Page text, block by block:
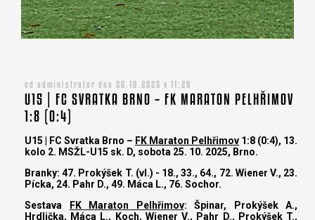
od administrator dne 26.10.2025 v 11:29
U15 | FC SVRATKA BRNO – FK MARATON PELHŘIMOV
1:8 (0:4)
U15 | FC Svratka Brno – FK Maraton Pelhřimov 1:8 (0:4), 13.
kolo 2. MSŽL-U15 sk. D, sobota 25. 10. 2025, Brno.
Branky: 47. Prokýšek T. (vl.) - 18., 33., 64., 72. Wiener V., 23.
Pícka, 24. Pahr D., 49. Máca L., 76. Sochor.
Sestava
FK Maraton Pelhřimov: Špinar, Prokýšek A.,
Hrdlička, Máca L., Koch, Wiener V., Pahr D., Prokýšek T.,